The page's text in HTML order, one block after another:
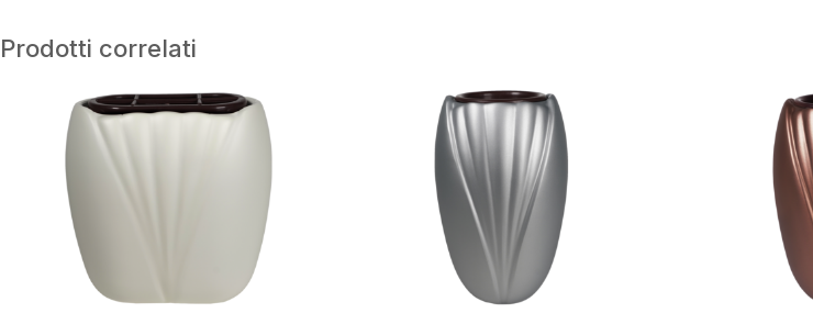
Prodotti correlati